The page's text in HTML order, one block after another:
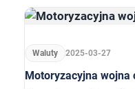
wzrosty cen w USA i
problemów całej branży
Waluty 2025-03-27
Motoryzacyjna wojna